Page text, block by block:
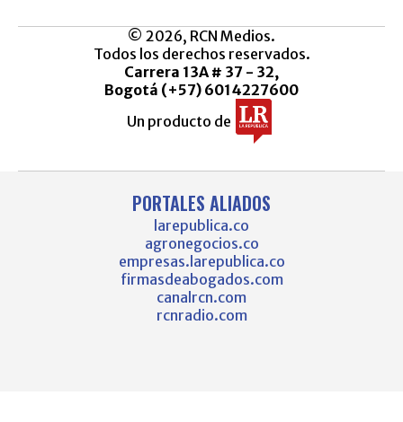
© 2026, RCN Medios.
Todos los derechos reservados.
Carrera 13A # 37 - 32,
Bogotá (+57) 6014227600
Un producto de
PORTALES ALIADOS
larepublica.co
agronegocios.co
empresas.larepublica.co
firmasdeabogados.com
canalrcn.com
rcnradio.com